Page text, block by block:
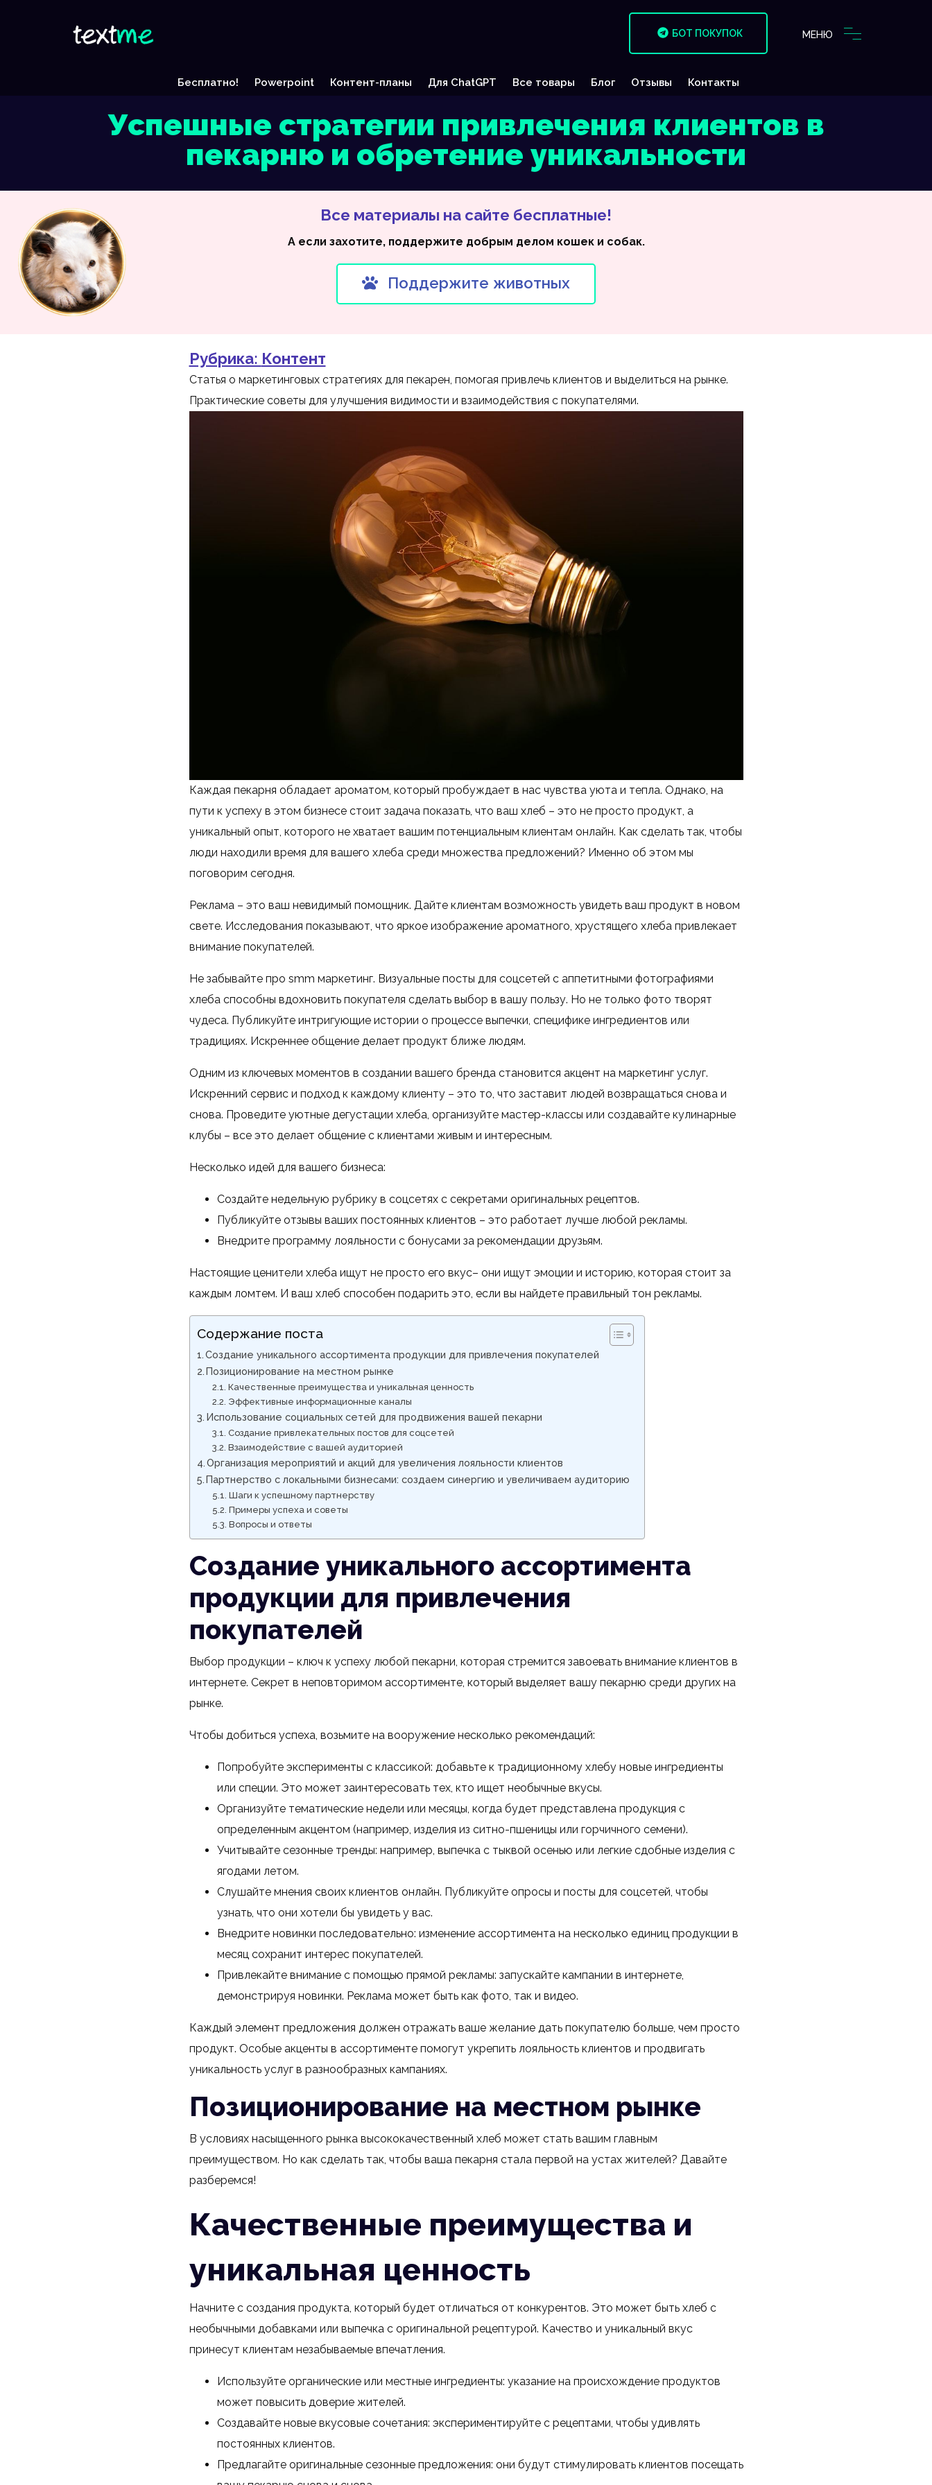
БОТ ПОКУПОК МЕНЮ
Бесплатно! Powerpoint Контент-планы Для ChatGPT Все товары Блог Отзывы Контакты
Успешные стратегии привлечения клиентов в
пекарню и обретение уникальности
Все материалы на сайте бесплатные!
А если захотите, поддержите добрым делом кошек и собак.
Поддержите животных
Рубрика: Контент
Статья о маркетинговых стратегиях для пекарен, помогая привлечь клиентов и выделиться на рынке.
Практические советы для улучшения видимости и взаимодействия с покупателями.
Каждая пекарня обладает ароматом, который пробуждает в нас чувства уюта и тепла. Однако, на
пути к успеху в этом бизнесе стоит задача показать, что ваш хлеб – это не просто продукт, а
уникальный опыт, которого не хватает вашим потенциальным клиентам онлайн. Как сделать так, чтобы
люди находили время для вашего хлеба среди множества предложений? Именно об этом мы
поговорим сегодня.
Реклама – это ваш невидимый помощник. Дайте клиентам возможность увидеть ваш продукт в новом
свете. Исследования показывают, что яркое изображение ароматного, хрустящего хлеба привлекает
внимание покупателей.
Не забывайте про smm маркетинг. Визуальные посты для соцсетей с аппетитными фотографиями
хлеба способны вдохновить покупателя сделать выбор в вашу пользу. Но не только фото творят
чудеса. Публикуйте интригующие истории о процессе выпечки, специфике ингредиентов или
традициях. Искреннее общение делает продукт ближе людям.
Одним из ключевых моментов в создании вашего бренда становится акцент на маркетинг услуг.
Искренний сервис и подход к каждому клиенту – это то, что заставит людей возвращаться снова и
снова. Проведите уютные дегустации хлеба, организуйте мастер-классы или создавайте кулинарные
клубы – все это делает общение с клиентами живым и интересным.
Несколько идей для вашего бизнеса:
Создайте недельную рубрику в соцсетях с секретами оригинальных рецептов.
Публикуйте отзывы ваших постоянных клиентов – это работает лучше любой рекламы.
Внедрите программу лояльности с бонусами за рекомендации друзьям.
Настоящие ценители хлеба ищут не просто его вкус– они ищут эмоции и историю, которая стоит за
каждым ломтем. И ваш хлеб способен подарить это, если вы найдете правильный тон рекламы.
Содержание поста
Создание уникального ассортимента продукции для привлечения покупателей
Позиционирование на местном рынке
Качественные преимущества и уникальная ценность
Эффективные информационные каналы
Использование социальных сетей для продвижения вашей пекарни
Создание привлекательных постов для соцсетей
Взаимодействие с вашей аудиторией
Организация мероприятий и акций для увеличения лояльности клиентов
Партнерство с локальными бизнесами: создаем синергию и увеличиваем аудиторию
Шаги к успешному партнерству
Примеры успеха и советы
Вопросы и ответы
Создание уникального ассортимента
продукции для привлечения
покупателей
Выбор продукции – ключ к успеху любой пекарни, которая стремится завоевать внимание клиентов в
интернете. Секрет в неповторимом ассортименте, который выделяет вашу пекарню среди других на
рынке.
Чтобы добиться успеха, возьмите на вооружение несколько рекомендаций:
Попробуйте эксперименты с классикой: добавьте к традиционному хлебу новые ингредиенты
или специи. Это может заинтересовать тех, кто ищет необычные вкусы.
Организуйте тематические недели или месяцы, когда будет представлена продукция с
определенным акцентом (например, изделия из ситно-пшеницы или горчичного семени).
Учитывайте сезонные тренды: например, выпечка с тыквой осенью или легкие сдобные изделия с
ягодами летом.
Слушайте мнения своих клиентов онлайн. Публикуйте опросы и посты для соцсетей, чтобы
узнать, что они хотели бы увидеть у вас.
Внедрите новинки последовательно: изменение ассортимента на несколько единиц продукции в
месяц сохранит интерес покупателей.
Привлекайте внимание с помощью прямой рекламы: запускайте кампании в интернете,
демонстрируя новинки. Реклама может быть как фото, так и видео.
Каждый элемент предложения должен отражать ваше желание дать покупателю больше, чем просто
продукт. Особые акценты в ассортименте помогут укрепить лояльность клиентов и продвигать
уникальность услуг в разнообразных кампаниях.
Позиционирование на местном рынке
В условиях насыщенного рынка высококачественный хлеб может стать вашим главным
преимуществом. Но как сделать так, чтобы ваша пекарня стала первой на устах жителей? Давайте
разберемся!
Качественные преимущества и
уникальная ценность
Начните с создания продукта, который будет отличаться от конкурентов. Это может быть хлеб с
необычными добавками или выпечка с оригинальной рецептурой. Качество и уникальный вкус
принесут клиентам незабываемые впечатления.
Используйте органические или местные ингредиенты: указание на происхождение продуктов
может повысить доверие жителей.
Создавайте новые вкусовые сочетания: экспериментируйте с рецептами, чтобы удивлять
постоянных клиентов.
Предлагайте оригинальные сезонные предложения: они будут стимулировать клиентов посещать